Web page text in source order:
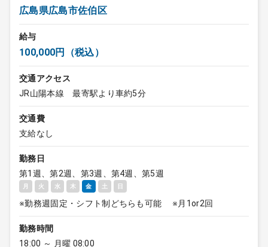
広島県広島市佐伯区
給与
100,000円（税込）
交通アクセス
JR山陽本線 最寄駅より車約5分
交通費
支給なし
勤務日
第1週、第2週、第3週、第4週、第5週
月 火 水 木 金 土 日
※勤務週固定・シフト制どちらも可能 ※月1or2回
勤務時間
18:00 ～ 月曜 08:00